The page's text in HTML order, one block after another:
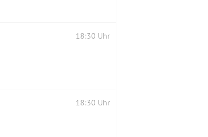
18:30 Uhr
18:30 Uhr